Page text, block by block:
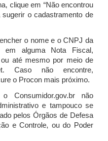
clique em “Não encontrou
o cadastramento de
o nome e o CNPJ da
em alguma Nota Fiscal,
até mesmo por meio de
Caso não encontre,
o Procon mais próximo.
Consumidor.gov.br não
e tampouco se
pelos Órgãos de Defesa
e Controle, ou do Poder